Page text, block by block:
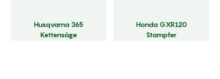
Husqvarna 365
Kettensäge
Honda GXR120
Stampfer